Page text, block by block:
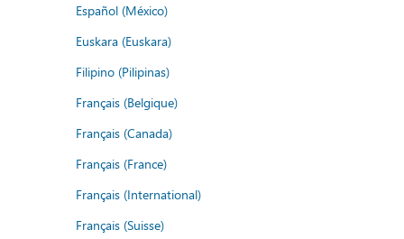
Español (México)
Euskara (Euskara)
Filipino (Pilipinas)
Français (Belgique)
Français (Canada)
Français (France)
Français (International)
Français (Suisse)